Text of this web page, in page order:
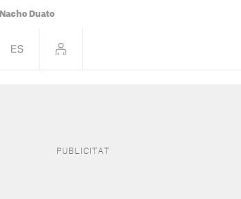
Nacho Duato